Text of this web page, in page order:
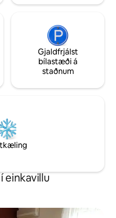
Gjaldfrjálst
bílastæði á
staðnum
einkavillu